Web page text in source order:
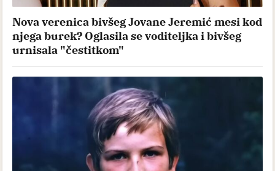
Nova verenica bivšeg Jovane Jeremić mesi kod
njega burek? Oglasila se voditeljka i bivšeg
urnisala "čestitkom"